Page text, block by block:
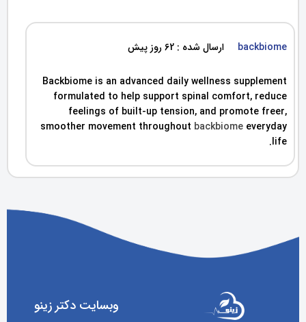
backbiome ارسال شده : 62 روز پیش
Backbiome is an advanced daily wellness supplement
formulated to help support spinal comfort, reduce
feelings of built-up tension, and promote freer,
smoother movement throughout backbiome everyday
life.
وبسایت دکتر زینو